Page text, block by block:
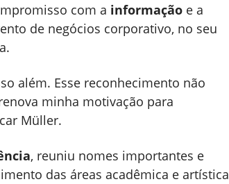
com a informação e a
de negócios corporativo, no seu
além. Esse reconhecimento não
minha motivação para
Müller.
, reuniu nomes importantes e
das áreas acadêmica e artística